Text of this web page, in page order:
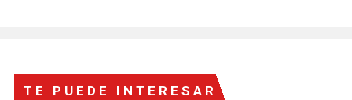
TE PUEDE INTERESAR